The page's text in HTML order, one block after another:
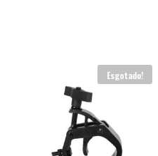
Esgotado!